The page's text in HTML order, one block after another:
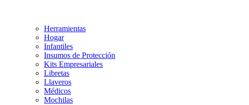
Herramientas
Hogar
Infantiles
Insumos de Protección
Kits Empresariales
Libretas
Llaveros
Médicos
Mochilas